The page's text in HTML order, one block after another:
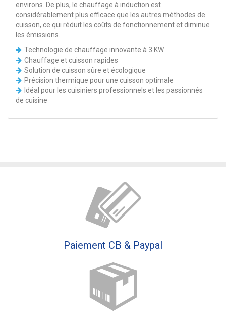
environs. De plus, le chauffage à induction est
considérablement plus efficace que les autres méthodes de
cuisson, ce qui réduit les coûts de fonctionnement et diminue
les émissions.
Technologie de chauffage innovante à 3 KW
Chauffage et cuisson rapides
Solution de cuisson sûre et écologique
Précision thermique pour une cuisson optimale
Idéal pour les cuisiniers professionnels et les passionnés
de cuisine
Paiement CB & Paypal